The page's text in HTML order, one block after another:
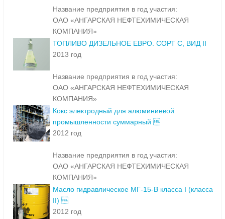
Название предприятия в год участия:
ОАО «АНГАРСКАЯ НЕФТЕХИМИЧЕСКАЯ
КОМПАНИЯ»
ТОПЛИВО ДИЗЕЛЬНОЕ ЕВРО. СОРТ С, ВИД II
2013 год
Название предприятия в год участия:
ОАО «АНГАРСКАЯ НЕФТЕХИМИЧЕСКАЯ
КОМПАНИЯ»
Кокс электродный для алюминиевой
промышленности суммарный 
2012 год
Название предприятия в год участия:
ОАО «АНГАРСКАЯ НЕФТЕХИМИЧЕСКАЯ
КОМПАНИЯ»
Масло гидравлическое МГ-15-В класса I (класса
II) 
2012 год